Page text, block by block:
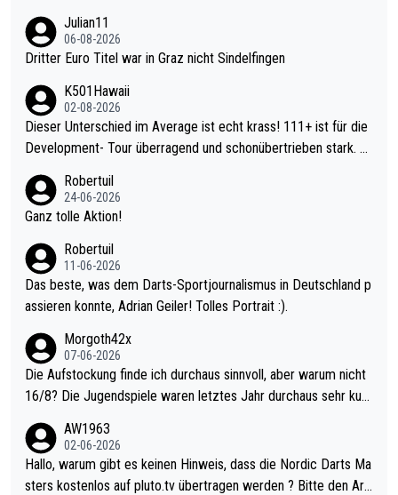
Julian11
06-08-2026
Dritter Euro Titel war in Graz nicht Sindelfingen
K501Hawaii
02-08-2026
Dieser Unterschied im Average ist echt krass! 111+ ist für die
Development- Tour überragend und schonübertrieben stark. U
mal 40+ erst recht. Da gewinnst keinen Blumentopf - ist ja noc
h krasser wie ein Pokalspiel eines Kreisligisten vs einem Bund
Robertuil
24-06-2026
Ganz tolle Aktion!
Robertuil
11-06-2026
Das beste, was dem Darts-Sportjournalismus in Deutschland p
assieren konnte, Adrian Geiler! Tolles Portrait :).
Morgoth42x
07-06-2026
Die Aufstockung finde ich durchaus sinnvoll, aber warum nicht
16/8? Die Jugendspiele waren letztes Jahr durchaus sehr kurz
Allerdings ist Mitchell Lawrie als Nummer 1 der Welt eh qualifi
ziert. Somit ändert die automatische Qualifikation des Weltmei
sters erstmal nichts. Ich denke sie wollen damit für nächstes J
AW1963
02-06-2026
Hallo, warum gibt es keinen Hinweis, dass die Nordic Darts Ma
sters kostenlos auf pluto.tv übertragen werden ? Bitte den Arti